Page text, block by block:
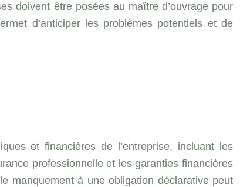
doivent être posées au maître d’ouvrage pour
d’anticiper les problèmes potentiels et de
et financières de l’entreprise, incluant les
professionnelle et les garanties financières
manquement à une obligation déclarative peut